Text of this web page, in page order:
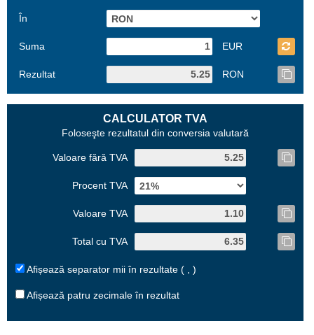
În
Suma EUR
Rezultat RON
CALCULATOR TVA
Foloseşte rezultatul din conversia valutară
Valoare fără TVA
Procent TVA
Valoare TVA
Total cu TVA
Afișează separator mii în rezultate ( , )
Afișează patru zecimale în rezultat